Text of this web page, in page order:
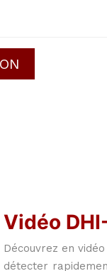
Vidéo
Découvrez en
détecter